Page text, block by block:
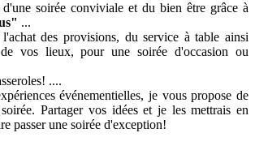
soirée conviviale et du bien être grâce à
...
des provisions, du service à table ainsi
vos lieux, pour une soirée d'occasion ou
....
événementielles, je vous propose de
Partager vos idées et je les mettrais en
passer une soirée d'exception!